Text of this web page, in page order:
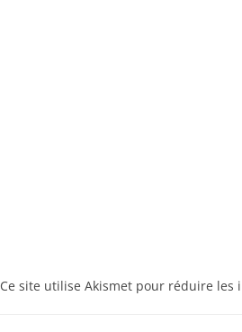
Ce site utilise Akismet pour réduire les